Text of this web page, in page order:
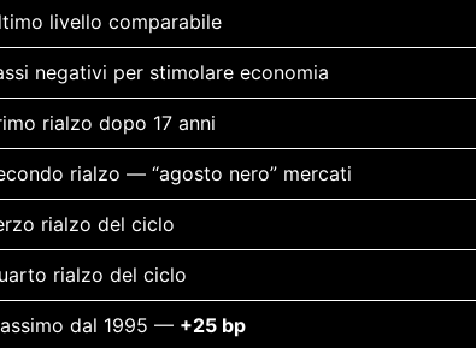
livello comparabile
negativi per stimolare economia
rialzo dopo 17 anni
rialzo — “agosto nero” mercati
rialzo del ciclo
rialzo del ciclo
dal 1995 — +25 bp